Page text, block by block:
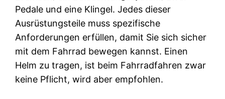
Pedale und eine Klingel. Jedes dieser
Ausrüstungsteile muss spezifische
Anforderungen erfüllen, damit Sie sich sicher
mit dem Fahrrad bewegen kannst. Einen
Helm zu tragen, ist beim Fahrradfahren zwar
keine Pflicht, wird aber empfohlen.